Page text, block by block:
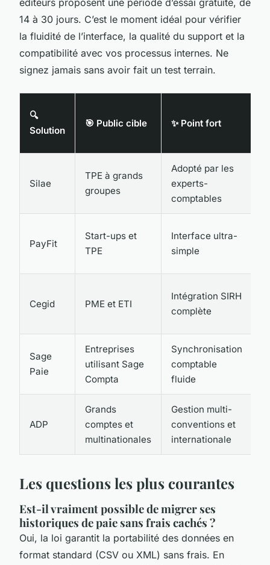
éditeurs proposent une période d’essai gratuite, de
14 à 30 jours. C’est le moment idéal pour vérifier
la fluidité de l’interface, la qualité du support et la
compatibilité avec vos processus internes. Ne
signez jamais sans avoir fait un test terrain.
🔍
Solution
🎯 Public cible ✨ Point fort
Silae
TPE à grands
groupes
Adopté par les
experts-
comptables
PayFit
Start-ups et
TPE
Interface ultra-
simple
Cegid PME et ETI
Intégration SIRH
complète
Sage
Paie
Entreprises
utilisant Sage
Compta
Synchronisation
comptable
fluide
ADP
Grands
comptes et
multinationales
Gestion multi-
conventions et
internationale
Les questions les plus courantes
Est-il vraiment possible de migrer ses
historiques de paie sans frais cachés ?
Oui, la loi garantit la portabilité des données en
format standard (CSV ou XML) sans frais. En